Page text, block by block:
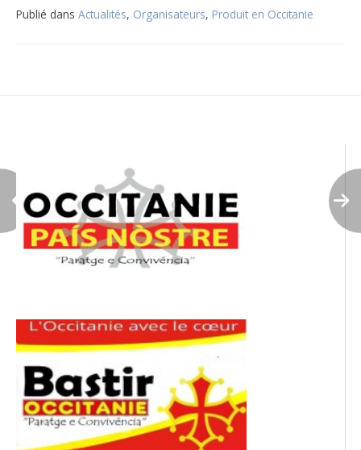
Publié dans Actualités, Organisateurs, Produit en Occitanie